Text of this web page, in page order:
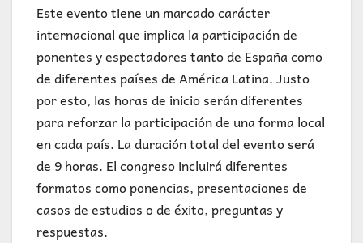
Este evento tiene un marcado carácter
internacional que implica la participación de
ponentes y espectadores tanto de España como
de diferentes países de América Latina. Justo
por esto, las horas de inicio serán diferentes
para reforzar la participación de una forma local
en cada país. La duración total del evento será
de 9 horas. El congreso incluirá diferentes
formatos como ponencias, presentaciones de
casos de estudios o de éxito, preguntas y
respuestas.